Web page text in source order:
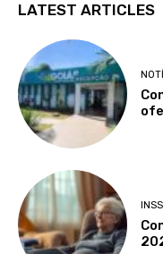
LATEST ARTICLES
INSS